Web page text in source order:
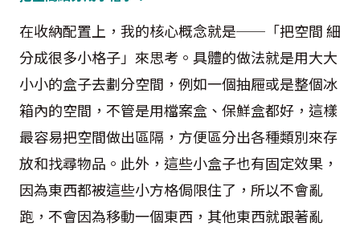
在收納配置上，我的核心概念就是──「把空間 細
分成很多小格子」來思考。具體的做法就是用大大
小小的盒子去劃分空間，例如一個抽屜或是整個冰
箱內的空間，不管是用檔案盒、保鮮盒都好，這樣
最容易把空間做出區隔，方便區分出各種類別來存
放和找尋物品。此外，這些小盒子也有固定效果，
因為東西都被這些小方格侷限住了，所以不會亂
跑，不會因為移動一個東西，其他東西就跟著亂